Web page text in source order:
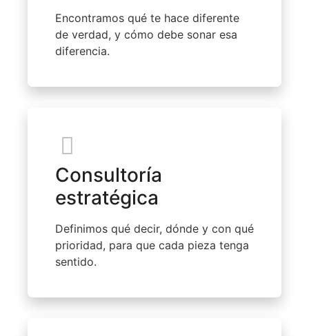
Encontramos qué te hace diferente
de verdad, y cómo debe sonar esa
diferencia.
Consultoría
estratégica
Definimos qué decir, dónde y con qué
prioridad, para que cada pieza tenga
sentido.